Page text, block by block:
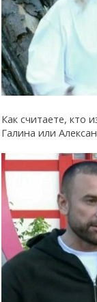
Как считаете, кто
Галина или